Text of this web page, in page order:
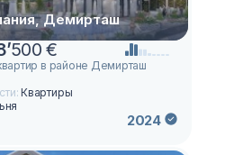
Демирташ
’500 €
в районе Демирташ
Квартиры
2024